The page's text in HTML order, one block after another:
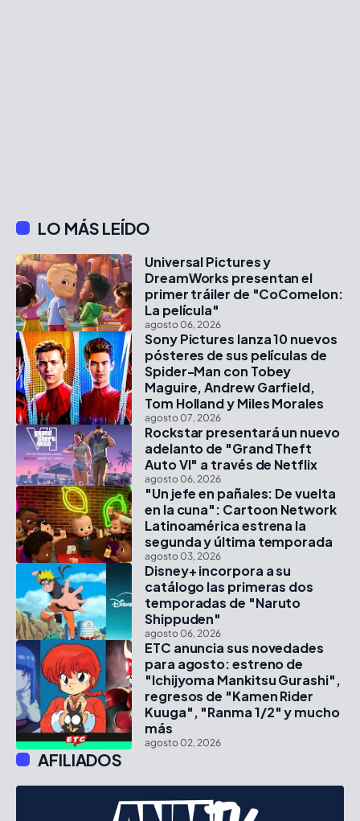
LO MÁS LEÍDO
Universal Pictures y
DreamWorks presentan el
primer tráiler de "CoComelon:
La película"
agosto 06, 2026
Sony Pictures lanza 10 nuevos
pósteres de sus películas de
Spider-Man con Tobey
Maguire, Andrew Garfield,
Tom Holland y Miles Morales
agosto 07, 2026
Rockstar presentará un nuevo
adelanto de "Grand Theft
Auto VI" a través de Netflix
agosto 06, 2026
"Un jefe en pañales: De vuelta
en la cuna": Cartoon Network
Latinoamérica estrena la
segunda y última temporada
agosto 03, 2026
Disney+ incorpora a su
catálogo las primeras dos
temporadas de "Naruto
Shippuden"
agosto 06, 2026
ETC anuncia sus novedades
para agosto: estreno de
"Ichijyoma Mankitsu Gurashi",
regresos de "Kamen Rider
Kuuga", "Ranma 1/2" y mucho
más
agosto 02, 2026
AFILIADOS